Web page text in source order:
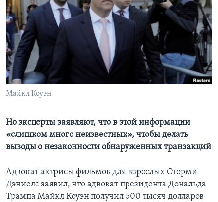
Learning English
СОЦИАЛЬНЫЕ СЕТИ
Языки
Майкл Коуэн
Но эксперты заявляют, что в этой информации
«слишком много неизвестных», чтобы делать
выводы о незаконности обнаруженных транзакций
Адвокат актрисы фильмов для взрослых Сторми
Дэниелс заявил, что адвокат президента Дональда
Трампа Майкл Коуэн получил 500 тысяч долларов